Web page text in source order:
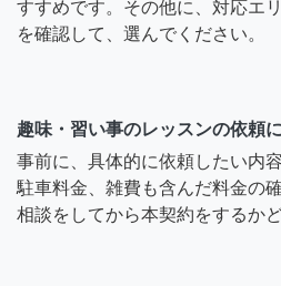
すすめです。その他に、対応エ
を確認して、選んでください。
趣味・習い事のレッスンの依頼
事前に、具体的に依頼したい内
駐車料金、雑費も含んだ料金の
相談をしてから本契約をするか